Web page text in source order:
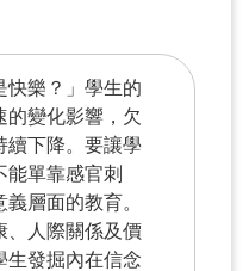
快樂？」學生的
變化影響，欠
續下降。要讓學
能單靠感官刺
層面的教育。
、人際關係及價
生發掘內在信念